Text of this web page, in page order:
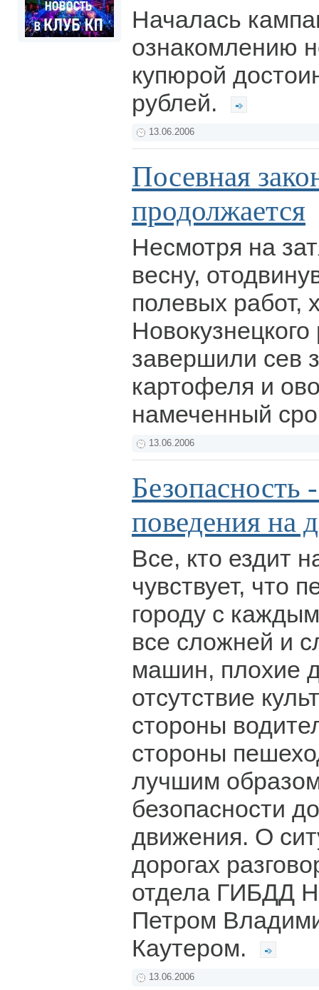
Началась
ознакомлению
купюрой
рублей.
13.06.2006
Посевная
продолжается
Несмотря на
весну,
полевых работ,
завершили сев
картофеля и
намеченный
13.06.2006
Безопасность
поведения на
Все, кто ездит
чувствует, что
городу с
все сложней и
машин, плохие
отсутствие
стороны
стороны
лучшим
безопасности
движения. О
дорогах
отдела ГИБДД
Петром
Каутером.
13.06.2006